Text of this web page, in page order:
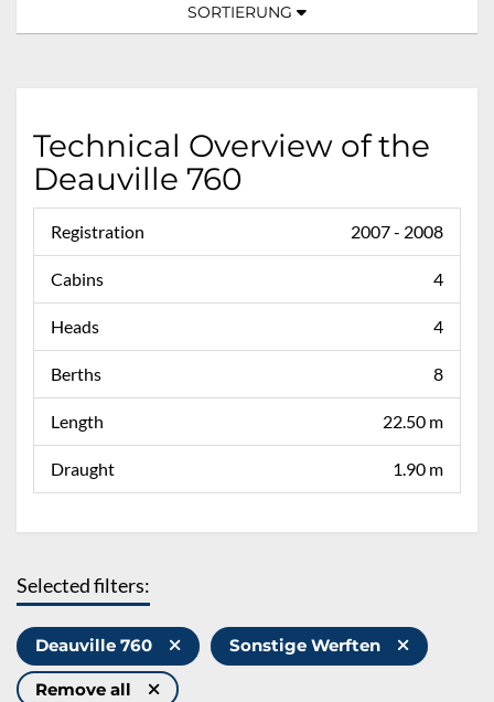
TOGGLE NAVIGATION
SORTIERUNG
Technical Overview of the
Deauville 760
Registration 2007 - 2008
Cabins 4
Heads 4
Berths 8
Length 22.50 m
Draught 1.90 m
Selected filters:
Deauville 760 Sonstige Werften
Remove all